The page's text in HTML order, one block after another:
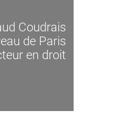
Coudrais
de Paris
en droit